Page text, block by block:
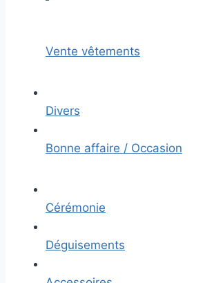
Vente vêtements
Divers
Bonne affaire / Occasion
Cérémonie
Déguisements